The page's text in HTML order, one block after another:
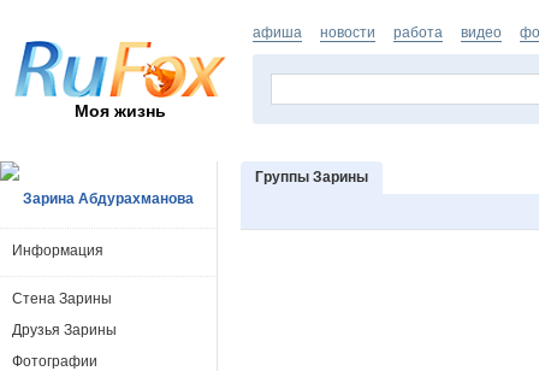
Моя жизнь
афиша новости работа видео
Группы Зарины
Зарина Абдурахманова
Информация
Стена Зарины
Друзья Зарины
Фотографии